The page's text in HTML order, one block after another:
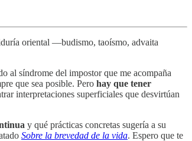
oriental —budismo, taoísmo, advaita
al síndrome del impostor que me acompaña
que sea posible. Pero hay que tener
interpretaciones superficiales que desvirtúan
y qué prácticas concretas sugería a su
Sobre la brevedad de la vida. Espero que te